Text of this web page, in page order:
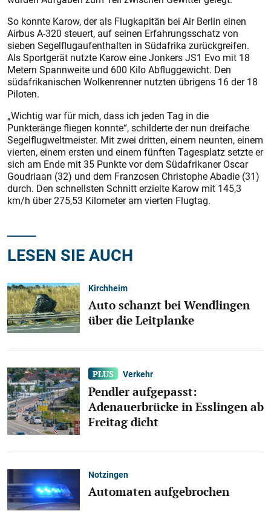
So konnte Karow, der als Flugkapitän bei Air Berlin einen
Airbus A-320 steuert, auf seinen Erfahrungsschatz von
sieben Segelflugaufenthalten in Südafrika zurückgreifen.
Als Sportgerät nutzte Karow eine Jonkers JS1 Evo mit 18
Metern Spannweite und 600 Kilo Abfluggewicht. Den
südafrikanischen Wolkenrenner nutzten übrigens 16 der 18
Piloten.
„Wichtig war für mich, dass ich jeden Tag in die
Punkteränge fliegen konnte“, schilderte der nun dreifache
Segelflugweltmeister. Mit zwei dritten, einem neunten, einem
vierten, einem ersten und einem fünften Tagesplatz setzte er
sich am Ende mit 35 Punkte vor dem Südafrikaner Oscar
Goudriaan (32) und dem Franzosen Christophe Abadie (31)
durch. Den schnellsten Schnitt erzielte Karow mit 145,3
km/h über 275,53 Kilometer am vierten Flugtag.
LESEN SIE AUCH
Kirchheim
Auto schanzt bei Wendlingen
über die Leitplanke
Verkehr
Pendler aufgepasst:
Adenauerbrücke in Esslingen ab
Freitag dicht
Notzingen
Automaten aufgebrochen